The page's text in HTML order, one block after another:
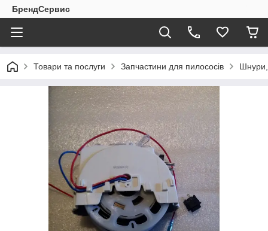
БрендСервис
Товари та послуги Запчастини для пилососів